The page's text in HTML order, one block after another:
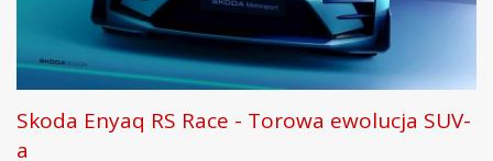
Skoda Enyaq RS Race - Torowa ewolucja SUV-
a